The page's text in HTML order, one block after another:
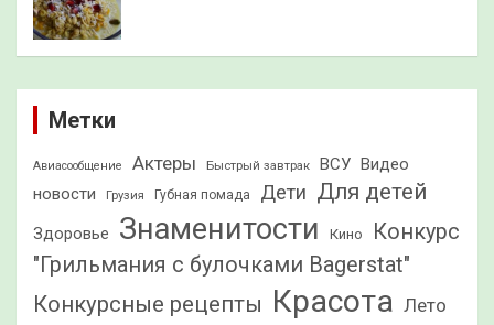
Метки
Авиасообщение Актеры Быстрый завтрак ВСУ
Видео
новости
Грузия Губная помада Дети Для детей
Здоровье Знаменитости Кино
Конкурс
"Грильмания с булочками Bagerstat"
Конкурсные рецепты Красота Лето